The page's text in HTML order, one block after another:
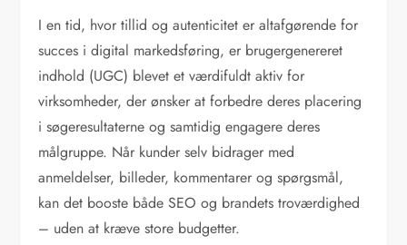
I en tid, hvor tillid og autenticitet er altafgørende for
succes i digital markedsføring, er brugergenereret
indhold (UGC) blevet et værdifuldt aktiv for
virksomheder, der ønsker at forbedre deres placering
i søgeresultaterne og samtidig engagere deres
målgruppe. Når kunder selv bidrager med
anmeldelser, billeder, kommentarer og spørgsmål,
kan det booste både SEO og brandets troværdighed
– uden at kræve store budgetter.